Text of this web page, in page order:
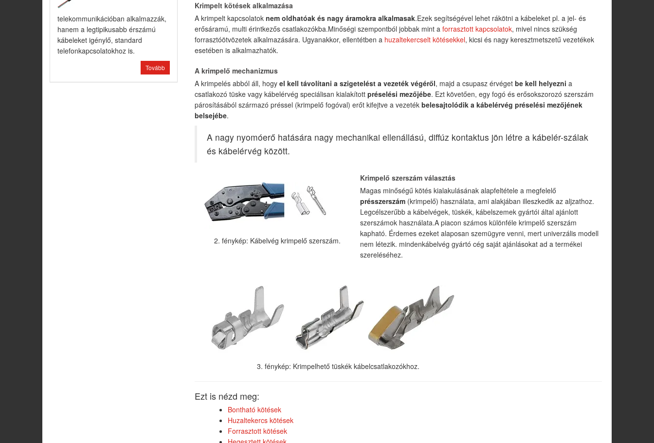
telekommunikációban alkalmazzák,
hanem a legtipikusabb érszámú
kábeleket igénylő, standard
telefonkapcsolatokhoz is.
Tovább
Krimpelt kötések alkalmazása
A krimpelt kapcsolatok nem oldhatóak és nagy áramokra alkalmasak.Ezek segítségével lehet rákötni a kábeleket pl. a jel- és
erősáramú, multi érintkezős csatlakozókba.Minőségi szempontból jobbak mint a forrasztott kapcsolatok, mivel nincs szükség
forrasztóötvözetek alkalmazására. Ugyanakkor, ellentétben a huzaltekercselt kötésekkel, kicsi és nagy keresztmetszetű vezetékek
esetében is alkalmazhatók.
A krimpelő mechanizmus
A krimpelés abból áll, hogy el kell távolítani a szigetelést a vezeték végéről, majd a csupasz érvéget be kell helyezni a
csatlakozó tüske vagy kábelérvég speciálisan kialakított préselési mezőjébe. Ezt követően, egy fogó és erősokszorozó szerszám
párosításából származó préssel (krimpelő fogóval) erőt kifejtve a vezeték belesajtolódik a kábelérvég préselési mezőjének
belsejébe.
A nagy nyomóerő hatására nagy mechanikai ellenállású, diffúz kontaktus jön létre a kábelér-szálak
és kábelérvég között.
2. fénykép: Kábelvég krimpelő szerszám.
Krimpelő szerszám választás
Magas minőségű kötés kialakulásának alapfeltétele a megfelelő
présszerszám(krimpelő) használata, ami alakjában illeszkedik az aljzathoz.
Legcélszerűbb a kábelvégek, tüskék, kábelszemek gyártói által ajánlott
szerszámok használata.A piacon számos különféle krimpelő szerszám
kapható. Érdemes ezeket alaposan szemügyre venni, mert univerzális modell
nem létezik. mindenkábelvég gyártó cég saját ajánlásokat ad a termékei
szereléséhez.
3. fénykép: Krimpelhető tüskék kábelcsatlakozókhoz.
Ezt is nézd meg:
Bontható kötések
Huzaltekercs kötések
Forrasztott kötések